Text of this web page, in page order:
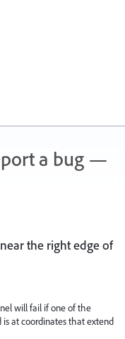
a bug —
the right edge of
will fail if one of the
at coordinates that extend